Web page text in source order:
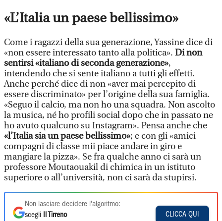
«L’Italia un paese bellissimo»
Come i ragazzi della sua generazione, Yassine dice di
«non essere interessato tanto alla politica». Di non
sentirsi «italiano di seconda generazione»,
intendendo che si sente italiano a tutti gli effetti.
Anche perché dice di non «aver mai percepito di
essere discriminato» per l’origine della sua famiglia.
«Seguo il calcio, ma non ho una squadra. Non ascolto
la musica, né ho profili social dopo che in passato ne
ho avuto qualcuno su Instagram». Pensa anche che
«l’Italia sia un paese bellissimo»; e con gli «amici
compagni di classe mii piace andare in giro e
mangiare la pizza». Se fra qualche anno ci sarà un
professore Moutaouakil di chimica in un istituto
superiore o all’università, non ci sarà da stupirsi.
Non lasciare decidere l'algoritmo:
scegli
Il Tirreno
CLICCA QUI